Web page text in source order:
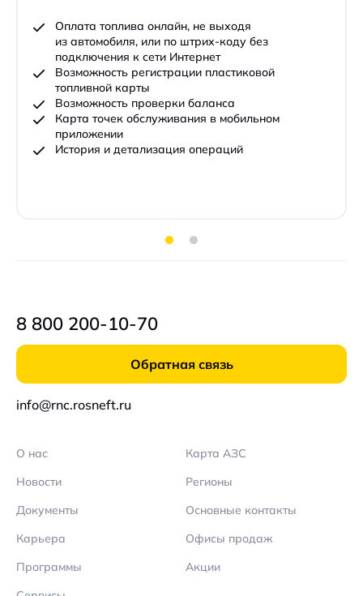
Оплата топлива онлайн, не выходя
из автомобиля, или по штрих-коду без
подключения к сети Интернет
Возможность регистрации пластиковой
топливной карты
Возможность проверки баланса
Карта точек обслуживания в мобильном
приложении
История и детализация операций
Обратная связь
8 800 200-10-70
info@rnc.rosneft.ru
О нас
Новости
Документы
Карьера
Программы
Карта АЗС
Регионы
Основные контакты
Офисы продаж
Акции